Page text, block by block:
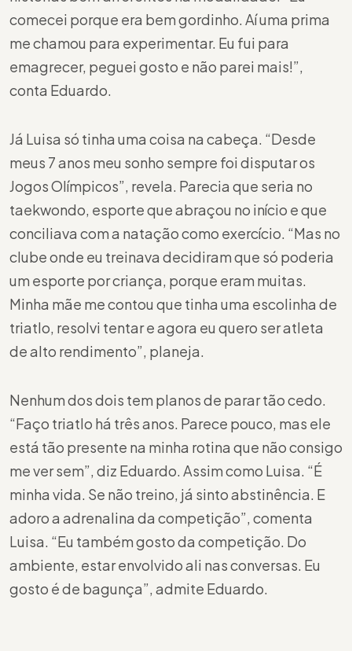
comecei porque era bem gordinho. Aí uma prima
me chamou para experimentar. Eu fui para
emagrecer, peguei gosto e não parei mais!”,
conta Eduardo.
Já Luisa só tinha uma coisa na cabeça. “Desde
meus 7 anos meu sonho sempre foi disputar os
Jogos Olímpicos”, revela. Parecia que seria no
taekwondo, esporte que abraçou no início e que
conciliava com a natação como exercício. “Mas no
clube onde eu treinava decidiram que só poderia
um esporte por criança, porque eram muitas.
Minha mãe me contou que tinha uma escolinha de
triatlo, resolvi tentar e agora eu quero ser atleta
de alto rendimento”, planeja.
Nenhum dos dois tem planos de parar tão cedo.
“Faço triatlo há três anos. Parece pouco, mas ele
está tão presente na minha rotina que não consigo
me ver sem”, diz Eduardo. Assim como Luisa. “É
minha vida. Se não treino, já sinto abstinência. E
adoro a adrenalina da competição”, comenta
Luisa. “Eu também gosto da competição. Do
ambiente, estar envolvido ali nas conversas. Eu
gosto é de bagunça”, admite Eduardo.